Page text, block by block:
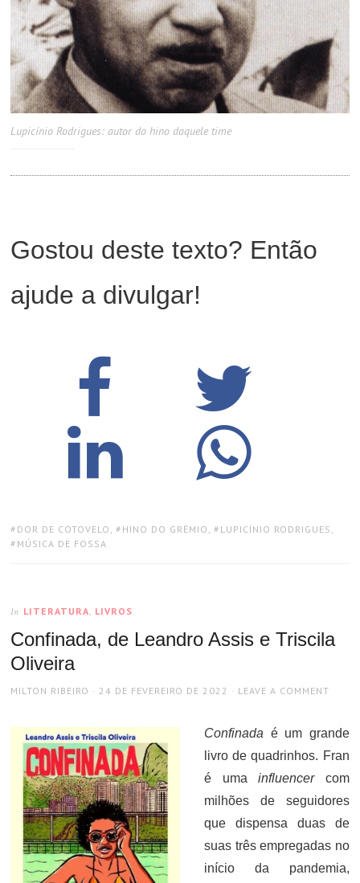
Lupicínio Rodrigues: autor do hino daquele time
Gostou deste texto? Então
ajude a divulgar!
TAGS:
DOR DE COTOVELO , HINO DO GRÊMIO , LUPICÍNIO RODRIGUES ,
MÚSICA DE FOSSA
In LITERATURA, LIVROS
Confinada, de Leandro Assis e Triscila
Oliveira
AUTHOR
MILTON RIBEIRO
POSTED
24 DE FEVEREIRO DE 2022 LEAVE A COMMENT
Confinada é um grande
livro de quadrinhos. Fran
é umainfluencercom
milhões de seguidores
que dispensa duas de
suas três empregadas no
início da pandemia,